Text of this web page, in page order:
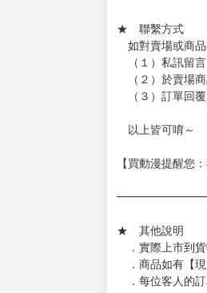
★ 賣場出貨方式
［１～２本書］
［３～７本書］
［８本以上］
（另有加固紙箱
https://
（１）私訊留言
（２）於賣場商
（３）訂單回覆